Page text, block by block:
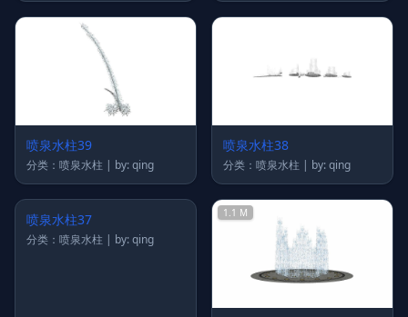
喷泉水柱39
分类：喷泉水柱 | by: qing
喷泉水柱38
分类：喷泉水柱 | by: qing
1.1 M